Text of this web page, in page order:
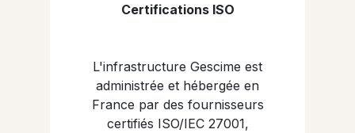
Certifications ISO
L'infrastructure Gescime est
administrée et hébergée en
France par des fournisseurs
certifiés ISO/IEC 27001,